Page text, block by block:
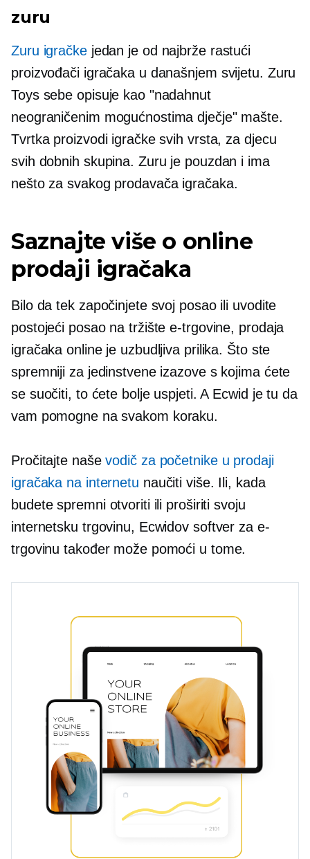
zuru
Zuru igračkejedan je od najbrže rastući
proizvođači igračaka u današnjem svijetu. Zuru
Toys sebe opisuje kao "nadahnut
neograničenim mogućnostima dječje" mašte.
Tvrtka proizvodi igračke svih vrsta, za djecu
svih dobnih skupina. Zuru je pouzdan i ima
nešto za svakog prodavača igračaka.
Saznajte više o online
prodaji igračaka
Bilo da tek započinjete svoj posao ili uvodite
postojeći posao na tržište e-trgovine, prodaja
igračaka online je uzbudljiva prilika. Što ste
spremniji za jedinstvene izazove s kojima ćete
se suočiti, to ćete bolje uspjeti. A Ecwid je tu da
vam pomogne na svakom koraku.
Pročitajte naševodič za početnike u prodaji
igračaka na internetu naučiti više. Ili, kada
budete spremni otvoriti ili proširiti svoju
internetsku trgovinu, Ecwidov softver za e-
trgovinu također može pomoći u tome.